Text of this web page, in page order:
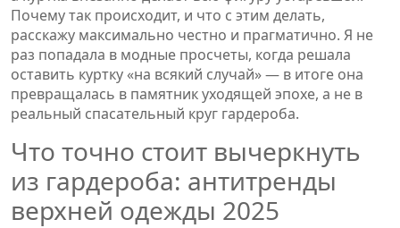
Почему так происходит, и что с этим делать,
расскажу максимально честно и прагматично. Я не
раз попадала в модные просчеты, когда решала
оставить куртку «на всякий случай» — в итоге она
превращалась в памятник уходящей эпохе, а не в
реальный спасательный круг гардероба.
Что точно стоит вычеркнуть
из гардероба: антитренды
верхней одежды 2025